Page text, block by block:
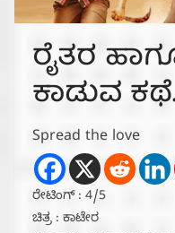
ರೈತರ
ಕಾಡುವ
Spread the love
ರೇಟಿಂಗ್ : 4/5
ಚಿತ್ರ : ಕಾಟೇರ